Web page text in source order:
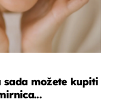
možete kupiti